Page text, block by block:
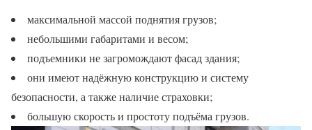
максимальной массой поднятия грузов;
небольшими габаритами и весом;
подъемники не загромождают фасад здания;
они имеют надёжную конструкцию и систему
безопасности, а также наличие страховки;
большую скорость и простоту подъёма грузов.